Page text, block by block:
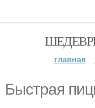
главная
Быстрая